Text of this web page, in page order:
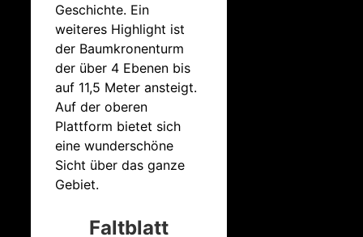
Geschichte. Ein
weiteres Highlight ist
der Baumkronenturm
der über 4 Ebenen bis
auf 11,5 Meter ansteigt.
Auf der oberen
Plattform bietet sich
eine wunderschöne
Sicht über das ganze
Gebiet.
Faltblatt